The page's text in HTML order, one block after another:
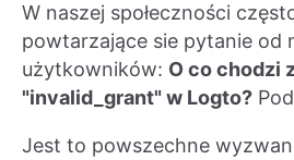
W naszej społeczności
powtarzające sie pytanie od
użytkowników: O co chodzi
"invalid_grant" w Logto?
Jest to powszechne